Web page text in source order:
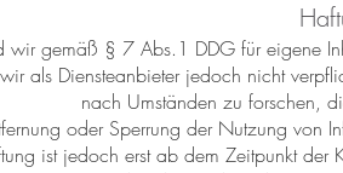
wir gemäß § 7 Abs.1 DDG für eigene
als Diensteanbieter jedoch nicht
nach Umständen zu forschen,
oder Sperrung der Nutzung von
ist jedoch erst ab dem Zeitpunkt der